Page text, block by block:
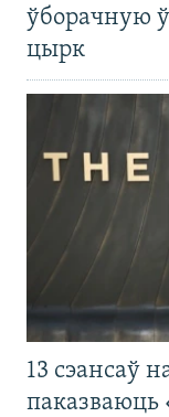
ўборачную
цырк
13 сэансаў
паказваюць